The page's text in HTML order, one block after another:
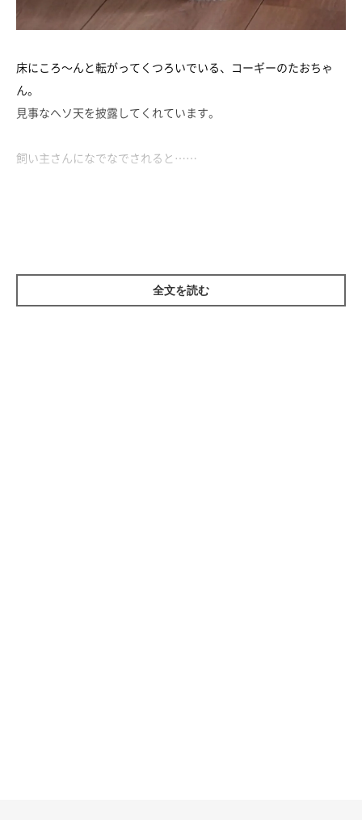
床にころ～んと転がってくつろいでいる、コーギーのたおちゃ
ん。
見事なヘソ天を披露してくれています。
飼い主さんになでなでされると……
くつろいでいる姿が愛らしいたおちゃんなのでした。
全文を読む